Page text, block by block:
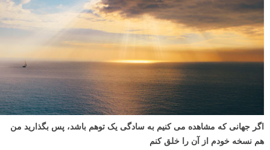
اگر جهانی که مشاهده می کنیم به سادگی یک توهم باشد، پس بگذارید من
هم نسخه خودم از آن را خلق کنم